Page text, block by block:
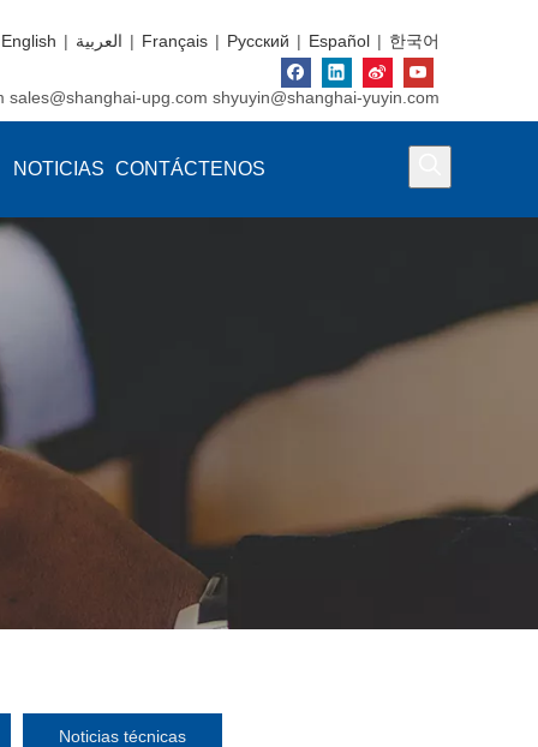
English | العربية | Français | Pусский | Español | 한국어
sales@shanghai-upg.com shyuyin@shanghai-yuyin.com
NOTICIAS CONTÁCTENOS
Noticias técnicas